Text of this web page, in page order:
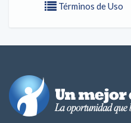
Términos de Uso